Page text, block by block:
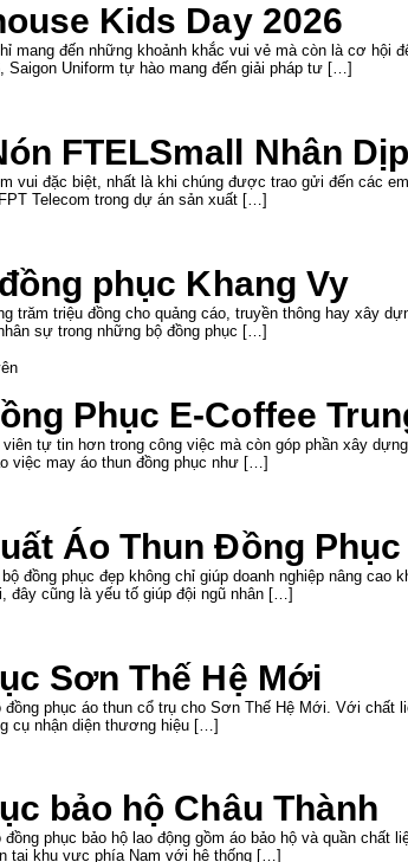
Kids Day 2026
mang đến những khoảnh khắc vui vẻ mà còn là cơ
Saigon Uniform tự hào mang đến giải pháp tư […]
FTELSmall Nhân
vui đặc biệt, nhất là khi chúng được trao gửi đến các
Telecom trong dự án sản xuất […]
phục Khang Vy
trăm triệu đồng cho quảng cáo, truyền thông hay xây
sự trong những bộ đồng phục […]
Phục E-Coffee
viên tự tin hơn trong công việc mà còn góp phần xây
việc may áo thun đồng phục như […]
Áo Thun Đồng
đồng phục đẹp không chỉ giúp doanh nghiệp nâng
đây cũng là yếu tố giúp đội ngũ nhân […]
Sơn Thế Hệ Mới
phục áo thun cổ trụ cho Sơn Thế Hệ Mới. Với
cụ nhận diện thương hiệu […]
bảo hộ Châu Thành
phục bảo hộ lao động gồm áo bảo hộ và quần
tại khu vực phía Nam với hệ thống […]